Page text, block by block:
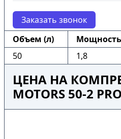
Заказать звонок
Объем (л)
50
1,8
ЦЕНА НА
MOTORS 50-2